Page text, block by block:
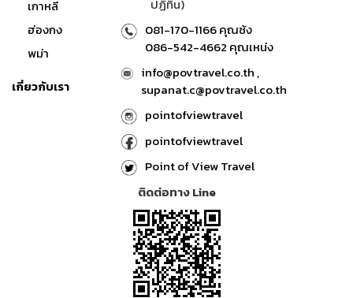
เกาหลี
ฮ่องกง
พม่า
เกี่ยวกับเรา
ปฏิทิน)
081-170-1166 คุณซ้ง
086-542-4662 คุณเหน่ง
info@povtravel.co.th ,
supanat.c@povtravel.co.th
pointofviewtravel
pointofviewtravel
Point of View Travel
ติดต่อทาง Line